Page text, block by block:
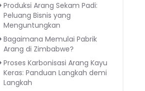
Produksi Arang Sekam Padi:
Peluang Bisnis yang
Menguntungkan
Bagaimana Memulai Pabrik
Arang di Zimbabwe?
Proses Karbonisasi Arang Kayu
Keras: Panduan Langkah demi
Langkah